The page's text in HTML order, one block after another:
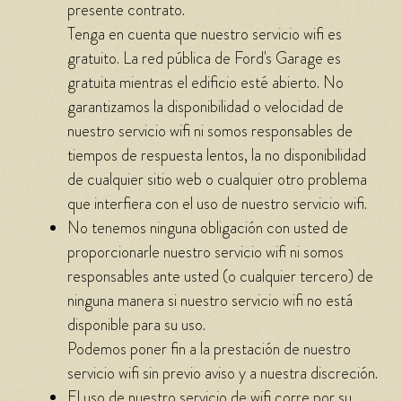
presente contrato.
Tenga en cuenta que nuestro servicio wifi es
gratuito. La red pública de Ford's Garage es
gratuita mientras el edificio esté abierto. No
garantizamos la disponibilidad o velocidad de
nuestro servicio wifi ni somos responsables de
tiempos de respuesta lentos, la no disponibilidad
de cualquier sitio web o cualquier otro problema
que interfiera con el uso de nuestro servicio wifi.
No tenemos ninguna obligación con usted de
proporcionarle nuestro servicio wifi ni somos
responsables ante usted (o cualquier tercero) de
ninguna manera si nuestro servicio wifi no está
disponible para su uso.
Podemos poner fin a la prestación de nuestro
servicio wifi sin previo aviso y a nuestra discreción.